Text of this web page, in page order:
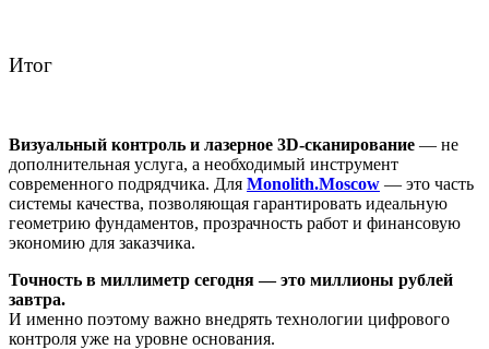
Итог
Визуальный контроль и лазерное 3D-сканирование — не
дополнительная услуга, а необходимый инструмент
современного подрядчика. Для Monolith.Moscow — это часть
системы качества, позволяющая гарантировать идеальную
геометрию фундаментов, прозрачность работ и финансовую
экономию для заказчика.
Точность в миллиметр сегодня — это миллионы рублей
завтра.
И именно поэтому важно внедрять технологии цифрового
контроля уже на уровне основания.